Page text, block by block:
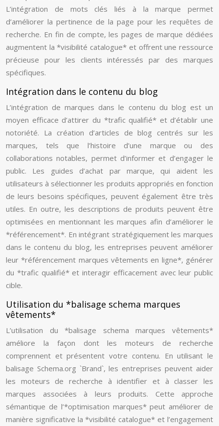
L’intégration de mots clés liés à la marque permet
d’améliorer la pertinence de la page pour les requêtes de
recherche. En fin de compte, les pages de marque dédiées
augmentent la *visibilité catalogue* et offrent une ressource
précieuse pour les clients intéressés par des marques
spécifiques.
Intégration dans le contenu du blog
L’intégration de marques dans le contenu du blog est un
moyen efficace d’attirer du *trafic qualifié* et d’établir une
notoriété. La création d’articles de blog centrés sur les
marques, tels que l’histoire d’une marque ou des
collaborations notables, permet d’informer et d’engager le
public. Les guides d’achat par marque, qui aident les
utilisateurs à sélectionner les produits appropriés en fonction
de leurs besoins spécifiques, peuvent également être très
utiles. En outre, les descriptions de produits peuvent être
optimisées en mentionnant les marques afin d’améliorer le
*référencement*. En intégrant stratégiquement les marques
dans le contenu du blog, les entreprises peuvent améliorer
leur *référencement marques vêtements en ligne*, générer
du *trafic qualifié* et interagir efficacement avec leur public
cible.
Utilisation du *balisage schema marques
vêtements*
L’utilisation du *balisage schema marques vêtements*
améliore la façon dont les moteurs de recherche
comprennent et présentent votre contenu. En utilisant le
balisage Schema.org `Brand`, les entreprises peuvent aider
les moteurs de recherche à identifier et à classer les
marques associées à leurs produits. Cette approche
sémantique de l’*optimisation marques* peut améliorer de
manière significative la *visibilité catalogue* et l’engagement